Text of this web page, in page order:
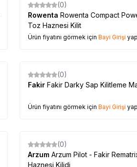
(0)
Rowenta Rowenta Compact
Toz Haznesi Kilit
Ürün fiyatını görmek için Bayi Girişi
(0)
Fakir Fakir Darky Sap Kilitleme
Ürün fiyatını görmek için Bayi Girişi
(0)
Arzum Arzum Pilot - Fakir
Haznesi Kilidi